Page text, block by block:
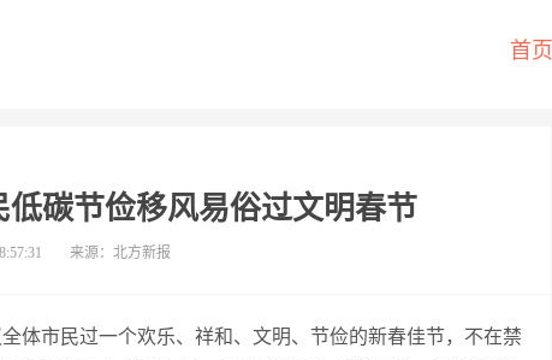
首页
碳节俭移风易俗过文明春节
来源：北方新报
体市民过一个欢乐、祥和、文明、节俭的新春佳节，不在禁